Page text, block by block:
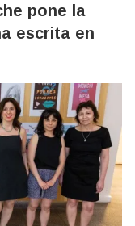
pone la
escrita en